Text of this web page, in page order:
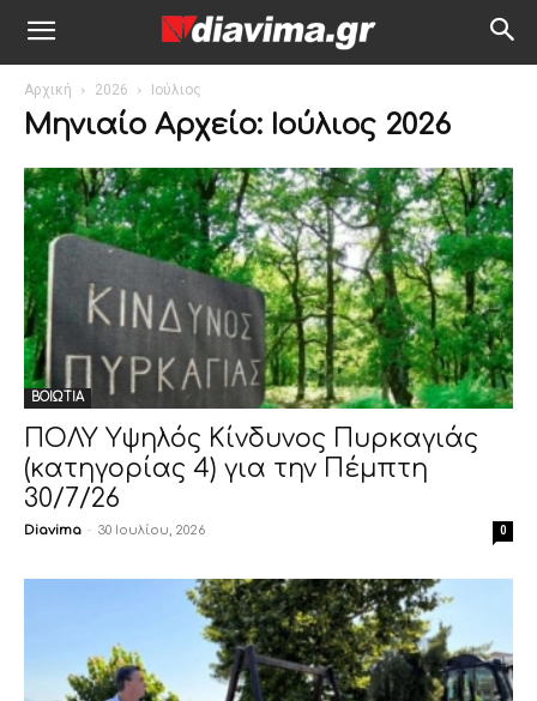
Αρχική 2026 Ιούλιος
Μηνιαίο Αρχείο: Ιούλιος 2026
ΒΟΙΩΤΙΑ
ΠΟΛΥ Υψηλός Κίνδυνος Πυρκαγιάς
(κατηγορίας 4) για την Πέμπτη
30/7/26
Diavima - 30 Ιουλίου, 2026 0